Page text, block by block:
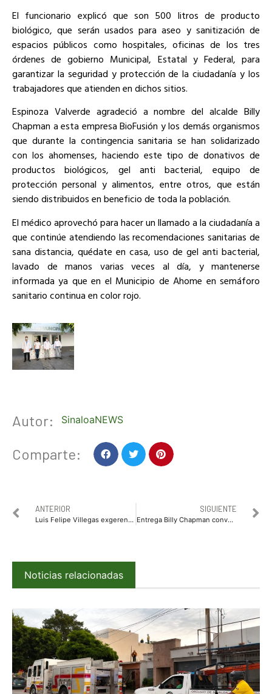
El funcionario explicó que son 500 litros de producto
biológico, que serán usados para aseo y sanitización de
espacios públicos como hospitales, oficinas de los tres
órdenes de gobierno Municipal, Estatal y Federal, para
garantizar la seguridad y protección de la ciudadanía y los
trabajadores que atienden en dichos sitios.
Espinoza Valverde agradeció a nombre del alcalde Billy
Chapman a esta empresa BioFusión y los demás organismos
que durante la contingencia sanitaria se han solidarizado
con los ahomenses, haciendo este tipo de donativos de
productos biológicos, gel anti bacterial, equipo de
protección personal y alimentos, entre otros, que están
siendo distribuidos en beneficio de toda la población.
El médico aprovechó para hacer un llamado a la ciudadanía a
que continúe atendiendo las recomendaciones sanitarias de
sana distancia, quédate en casa, uso de gel anti bacterial,
lavado de manos varias veces al día, y mantenerse
informada ya que en el Municipio de Ahome en semáforo
sanitario continua en color rojo.
Autor: SinaloaNEWS
Comparte:
ANTERIOR
Luis Felipe Villegas exgerente de JAPAMA es investigado por gratificaciones y pagos irregulares
SIGUIENTE
Entrega Billy Chapman convenio de comodato del Museo regional al IMAC, por parte del Estado de Sinaloa
Noticias relacionadas